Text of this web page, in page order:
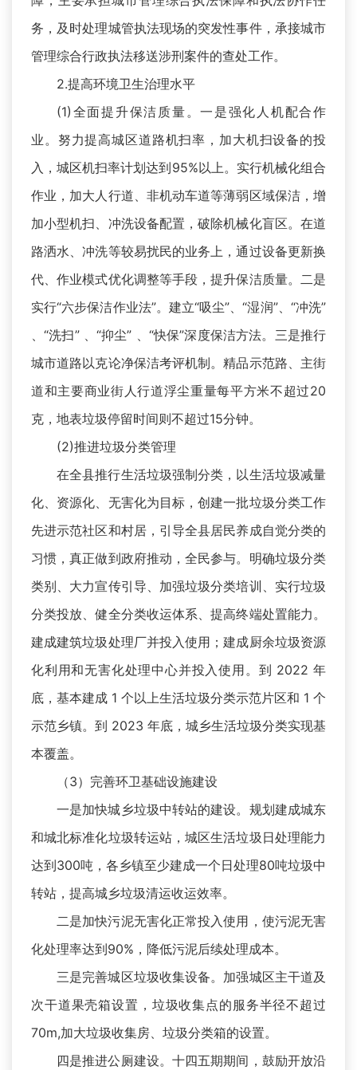
务，及时处理城管执法现场的突发性事件，承接城市
管理综合行政执法移送涉刑案件的查处工作。
2.提高环境卫生治理水平
(1)全面提升保洁质量。一是强化人机配合作
业。努力提高城区道路机扫率，加大机扫设备的投
入，城区机扫率计划达到95%以上。实行机械化组合
作业，加大人行道、非机动车道等薄弱区域保洁，增
加小型机扫、冲洗设备配置，破除机械化盲区。在道
路洒水、冲洗等较易扰民的业务上，通过设备更新换
代、作业模式优化调整等手段，提升保洁质量。二是
实行“六步保洁作业法”。建立“吸尘”、“湿润”、“冲洗”
、“洗扫” 、“抑尘” 、“快保”深度保洁方法。三是推行
城市道路以克论净保洁考评机制。精品示范路、主街
道和主要商业街人行道浮尘重量每平方米不超过20
克，地表垃圾停留时间则不超过15分钟。
(2)推进垃圾分类管理
在全县推行生活垃圾强制分类，以生活垃圾减量
化、资源化、无害化为目标，创建一批垃圾分类工作
先进示范社区和村居，引导全县居民养成自觉分类的
习惯，真正做到政府推动，全民参与。明确垃圾分类
类别、大力宣传引导、加强垃圾分类培训、实行垃圾
分类投放、健全分类收运体系、提高终端处置能力。
建成建筑垃圾处理厂并投入使用；建成厨余垃圾资源
化利用和无害化处理中心并投入使用。到 2022 年
底，基本建成 1 个以上生活垃圾分类示范片区和 1 个
示范乡镇。到 2023 年底，城乡生活垃圾分类实现基
本覆盖。
（3）完善环卫基础设施建设
一是加快城乡垃圾中转站的建设。规划建成城东
和城北标准化垃圾转运站，城区生活垃圾日处理能力
达到300吨，各乡镇至少建成一个日处理80吨垃圾中
转站，提高城乡垃圾清运收运效率。
二是加快污泥无害化正常投入使用，使污泥无害
化处理率达到90%，降低污泥后续处理成本。
三是完善城区垃圾收集设备。加强城区主干道及
次干道果壳箱设置，垃圾收集点的服务半径不超过
70m,加大垃圾收集房、垃圾分类箱的设置。
四是推进公厕建设。十四五期期间，鼓励开放沿